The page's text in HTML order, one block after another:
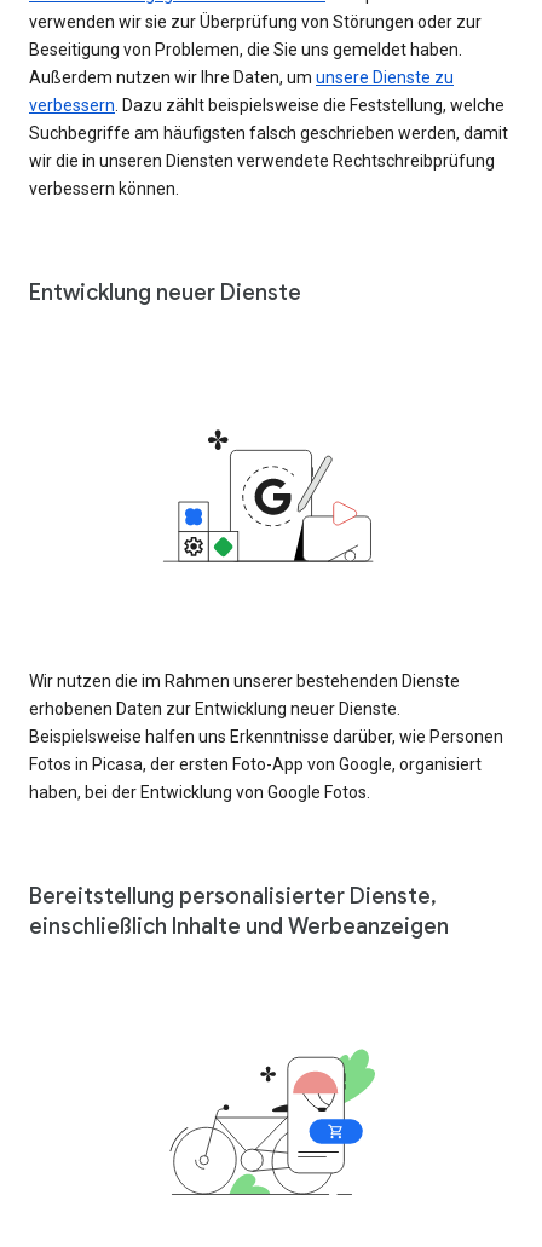
verwenden wir sie zur Überprüfung von Störungen oder zur
Beseitigung von Problemen, die Sie uns gemeldet haben.
Außerdem nutzen wir Ihre Daten, um unsere Dienste zu
verbessern . Dazu zählt beispielsweise die Feststellung, welche
Suchbegriffe am häufigsten falsch geschrieben werden, damit
wir die in unseren Diensten verwendete Rechtschreibprüfung
verbessern können.
Entwicklung neuer Dienste
Wir nutzen die im Rahmen unserer bestehenden Dienste
erhobenen Daten zur Entwicklung neuer Dienste.
Beispielsweise halfen uns Erkenntnisse darüber, wie Personen
Fotos in Picasa, der ersten Foto-App von Google, organisiert
haben, bei der Entwicklung von Google Fotos.
Bereitstellung personalisierter Dienste,
einschließlich Inhalte und Werbeanzeigen